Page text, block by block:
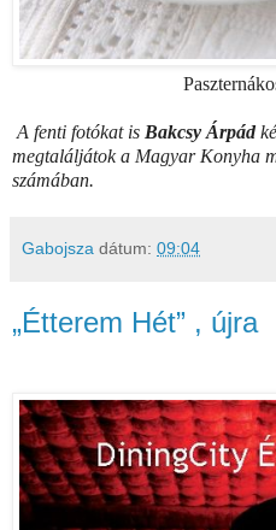
A fenti fotókat is Bakcsy Árpád
megtaláljátok a Magyar Konyha
számában.
Gabojsza dátum: 09:04
„Étterem Hét” , újra